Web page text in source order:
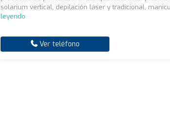
solarium vertical, depilación láser y tradicional,
leyendo
Ver teléfono